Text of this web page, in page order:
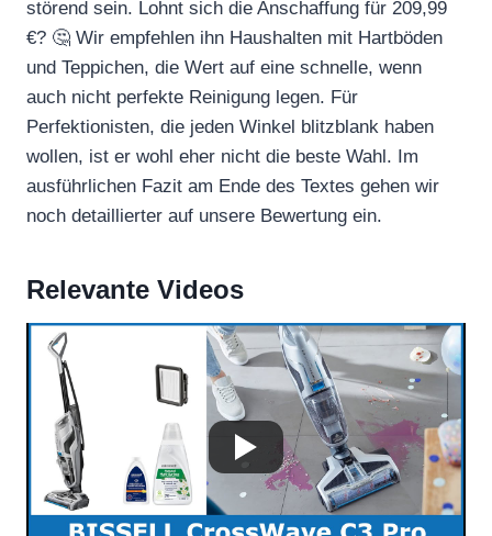
störend sein. Lohnt sich die Anschaffung für 209,99
€? 🤔 Wir empfehlen ihn Haushalten mit Hartböden
und Teppichen, die Wert auf eine schnelle, wenn
auch nicht perfekte Reinigung legen. Für
Perfektionisten, die jeden Winkel blitzblank haben
wollen, ist er wohl eher nicht die beste Wahl. Im
ausführlichen Fazit am Ende des Textes gehen wir
noch detaillierter auf unsere Bewertung ein.
Relevante Videos